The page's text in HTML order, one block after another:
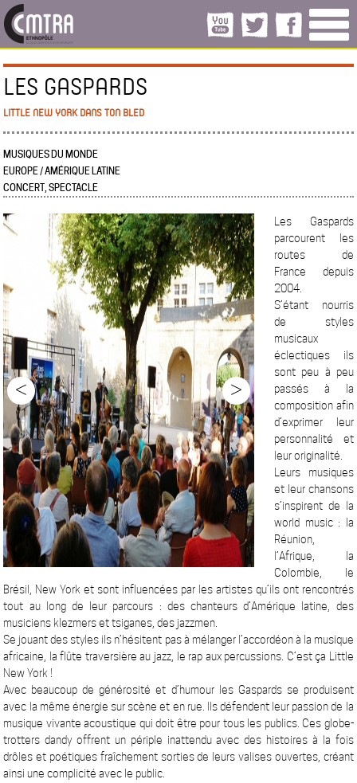
LES GASPARDS
LITTLE NEW YORK DANS TON BLED
MUSIQUES DU MONDE
EUROPE / AMÉRIQUE LATINE
CONCERT, SPECTACLE
< >
Les Gaspards
parcourent les
routes de
France depuis
2004.
S’étant nourris
de styles
musicaux
éclectiques ils
sont peu à peu
passés à la
composition afin
d’exprimer leur
personnalité et
leur originalité.
Leurs musiques
et leur chansons
s’inspirent de la
world music : la
Réunion,
l’Afrique, la
Colombie, le
Brésil, New York et sont influencées par les artistes qu’ils ont rencontrés
tout au long de leur parcours : des chanteurs d’Amérique latine, des
musiciens klezmers et tsiganes, des jazzmen.
Se jouant des styles ils n’hésitent pas à mélanger l’accordéon à la musique
africaine, la flûte traversière au jazz, le rap aux percussions. C’est ça Little
New York !
Avec beaucoup de générosité et d’humour les Gaspards se produisent
avec la même énergie sur scène et en rue. Ils défendent leur passion de la
musique vivante acoustique qui doit être pour tous les publics. Ces globe-
trotters dandy offrent un périple inattendu avec des histoires à la fois
drôles et poétiques fraîchement sorties de leurs valises ouvertes, créant
ainsi une complicité avec le public.